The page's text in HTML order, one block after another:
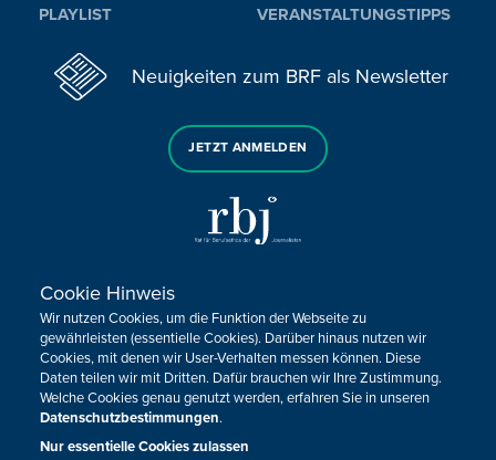
PLAYLIST
VERANSTALTUNGSTIPPS
Neuigkeiten zum BRF als Newsletter
JETZT ANMELDEN
Sie haben noch Fragen oder Anmerkungen?
KONTAKTIEREN SIE UNS!
Impressum Datenschutz Kontakt
Barrierefreiheit
Cookie-Zustimmung anpassen
Design, Konzept & Programmierung:
Cookie Hinweis
Wir nutzen Cookies, um die Funktion der Webseite zu
gewährleisten (essentielle Cookies). Darüber hinaus nutzen wir
Cookies, mit denen wir User-Verhalten messen können. Diese
Daten teilen wir mit Dritten. Dafür brauchen wir Ihre Zustimmung.
Welche Cookies genau genutzt werden, erfahren Sie in unseren
Datenschutzbestimmungen.
Nur essentielle Cookies zulassen